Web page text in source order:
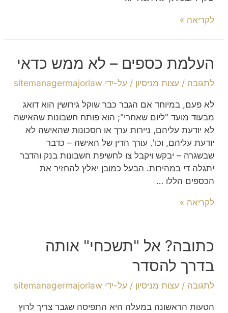
לקריאה »
העלמת כספים – לא ממש כדאי
לתגובה / עצות מניסיון / על-ידי sitemanagermajorlaw
לא פעם, במיוחד אם הגבר כבר שוקל גירושין הוא דואג
מבעוד מועד "ליום שאחרי"; הוא פותח חשבונות שהאישה
לא יודעת עליהם, ניירות ערך או חסכונות שהאישה לא
יודעת עליהם, וכו'. עורך הדין של האישה – כדבר
שבשגרה – יבקש ויקבל צו לחשיפת חשבונות בנק והדבר
יתגלה די במהירות. הבעל כמובן יאלץ להחזיר את
הכספים הללו …
לקריאה »
כתובה? אל "תשכחי" אותה
בדרך להסדר
לתגובה / עצות מניסיון / על-ידי sitemanagermajorlaw
הטעות הראשונה במעלה היא התפיסה שגבר צריך לרוץ